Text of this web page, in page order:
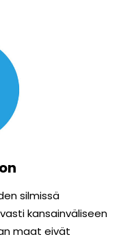
silmissä
kansainväliseen
maat eivät